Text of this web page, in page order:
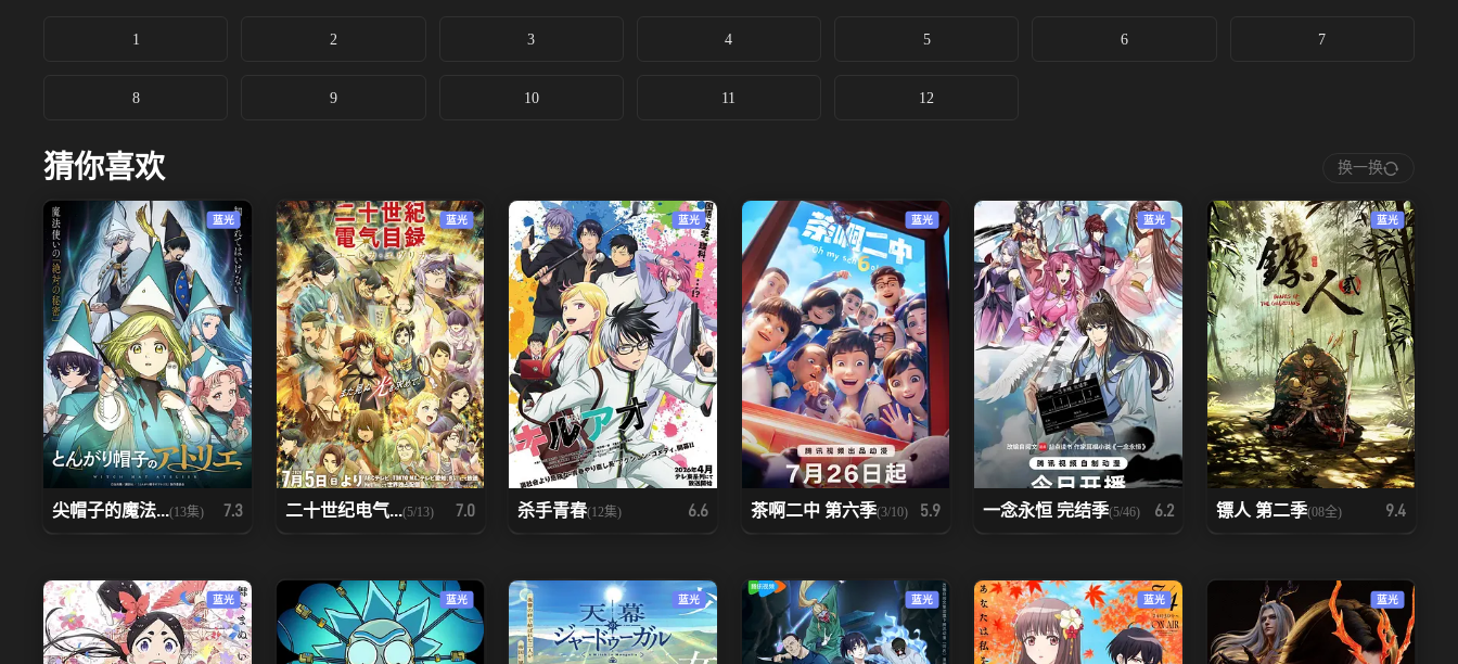
1 2 3 4 5 6 7
8 9 10 11 12
猜你喜欢 换一换
蓝光
尖帽子的魔法...(13集) 7.3
蓝光
二十世纪电气...(5/13) 7.0
蓝光
杀手青春(12集) 6.6
蓝光
茶啊二中 第六季(3/10) 5.9
蓝光
一念永恒 完结季(5/46) 6.2
蓝光
镖人 第二季(08全) 9.4
蓝光 蓝光 蓝光 蓝光 蓝光 蓝光